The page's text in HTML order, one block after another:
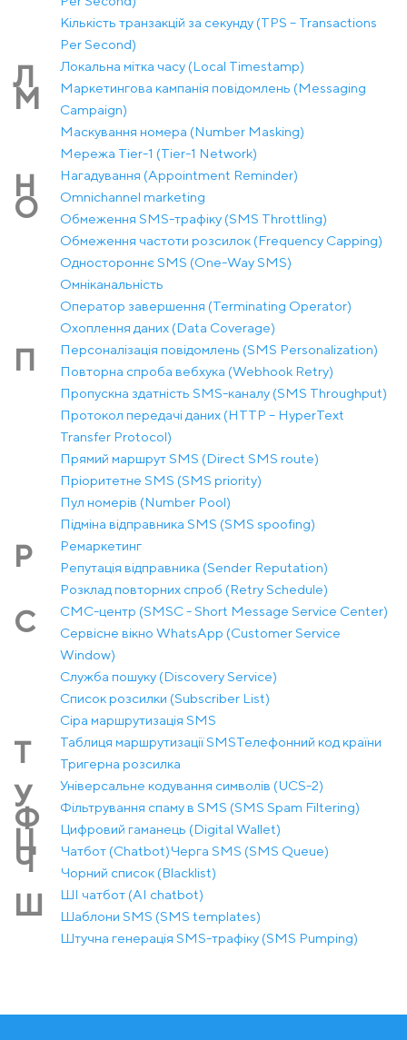
Кількість транзакцій за секунду (TPS – Transactions
Per Second)
Л Локальна мітка часу (Local Timestamp)
М
Маркетингова кампанія повідомлень (Messaging
Campaign)
Маскування номера (Number Masking)
Мережа Tier-1 (Tier-1 Network)
Н Нагадування (Appointment Reminder)
О
Оmnichannel marketing
Обмеження SMS-трафіку (SMS Throttling)
Обмеження частоти розсилок (Frequency Capping)
Одностороннє SMS (One-Way SMS)
Омніканальність
Оператор завершення (Terminating Operator)
Охоплення даних (Data Coverage)
П
Персоналізація повідомлень (SMS Personalization)
Повторна спроба вебхука (Webhook Retry)
Пропускна здатність SMS-каналу (SMS Throughput)
Протокол передачі даних (HTTP – HyperText
Transfer Protocol)
Прямий маршрут SMS (Direct SMS route)
Пріоритетне SMS (SMS priority)
Пул номерів (Number Pool)
Підміна відправника SMS (SMS spoofing)
Р
Ремаркетинг
Репутація відправника (Sender Reputation)
Розклад повторних спроб (Retry Schedule)
С
СМС-центр (SMSC - Short Message Service Center)
Сервісне вікно WhatsApp (Customer Service
Window)
Служба пошуку (Discovery Service)
Список розсилки (Subscriber List)
Сіра маршрутизація SMS
Т Таблиця маршрутизації SMSТелефонний код країни
Тригерна розсилка
У Універсальне кодування символів (UCS-2)
Ф Фільтрування спаму в SMS (SMS Spam Filtering)
Ц Цифровий гаманець (Digital Wallet)
Ч Чатбот (Chatbot)Черга SMS (SMS Queue)
Чорний список (Blacklist)
Ш
ШІ чатбот (AI chatbot)
Шаблони SMS (SMS templates)
Штучна генерація SMS-трафіку (SMS Pumping)